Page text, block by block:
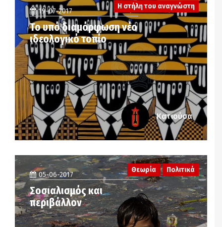
19-07-2017
Το υπό διαμόρφωση νέο
ιδεολογικό τοπίο
Η στήλη του αναγνώστη
Κατιούσα
05-06-2017
Σοσιαλισμός και
περιβάλλον
Θεωρία Πολιτικά